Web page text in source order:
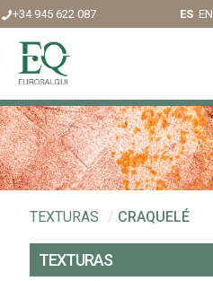
+34 945 622 087 ES EN
TEXTURAS / CRAQUELÉ
TEXTURAS